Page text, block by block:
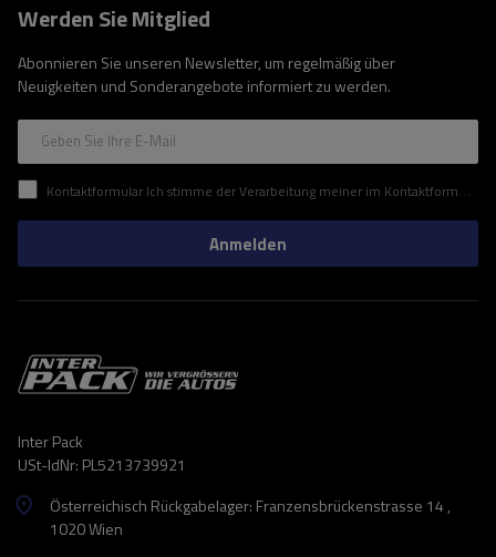
Werden Sie Mitglied
Abonnieren Sie unseren Newsletter, um regelmäßig über
Neuigkeiten und Sonderangebote informiert zu werden.
Geben Sie Ihre E-Mail
Kontaktformular Ich stimme der Verarbeitung meiner im Kontaktformular enthaltenen personenbezogenen Daten gemäß der Verordnung (EU) des Europäischen Parlaments und des Rates zu.
Anmelden
Inter Pack
USt-IdNr: PL5213739921
Österreichisch Rückgabelager: Franzensbrückenstrasse 14 ,
1020 Wien